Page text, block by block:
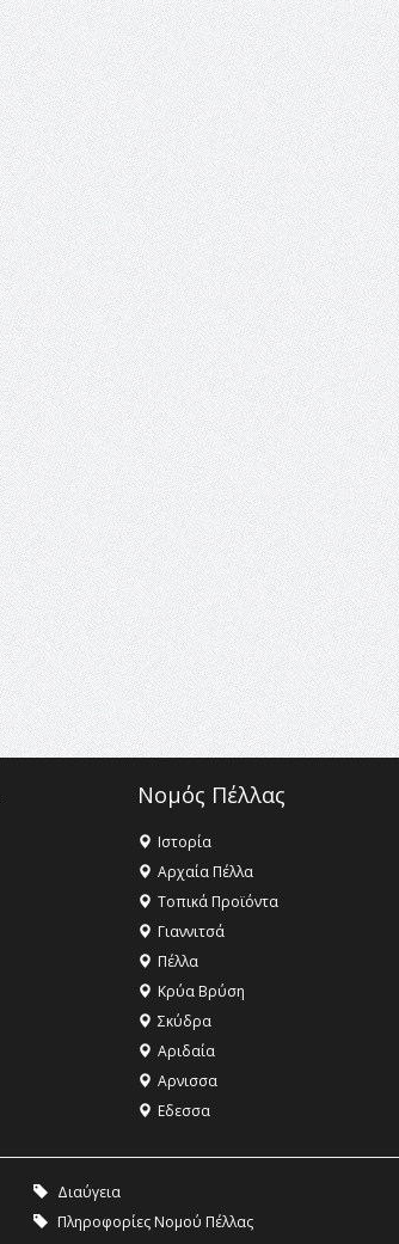
Νομός Πέλλας
Ιστορία
Αρχαία Πέλλα
Τοπικά Προϊόντα
Γιαννιτσά
Πέλλα
Κρύα Βρύση
Σκύδρα
Αριδαία
Aρνισσα
Eδεσσα
Διαύγεια
Πληροφορίες Νομού Πέλλας